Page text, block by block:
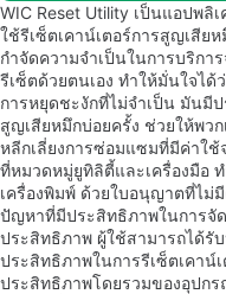
WIC Reset Utility เป็นแอปพลิ
ใช้รีเซ็ตเคาน์เตอร์การสูญเสีย
กำจัดความจำเป็นในการบริก
รีเซ็ตด้วยตนเอง ทำให้มั่นใจได้
การหยุดชะงักที่ไม่จำเป็น มันมี
สูญเสียหมึกบ่อยครั้ง ช่วยให้พว
หลีกเลี่ยงการซ่อมแซมที่มีค่าใช้
ที่หมวดหมู่ยูทิลิตี้และเครื่องมือ ท
เครื่องพิมพ์ ด้วยใบอนุญาตที่ไม่
ปัญหาที่มีประสิทธิภาพในการจัด
ประสิทธิภาพ ผู้ใช้สามารถได้รั
ประสิทธิภาพในการรีเซ็ตเคาน์
ประสิทธิภาพโดยรวมของอุปก